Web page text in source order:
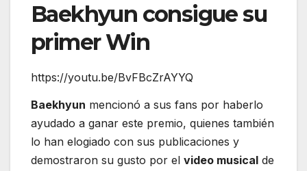
Baekhyun consigue su
primer Win
https://youtu.be/BvFBcZrAYYQ
Baekhyun mencionó a sus fans por haberlo
ayudado a ganar este premio, quienes también
lo han elogiado con sus publicaciones y
demostraron su gusto por el video musical de